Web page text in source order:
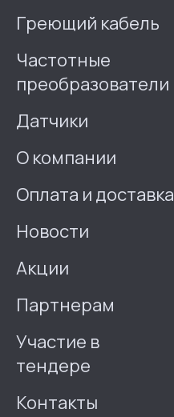
Греющий кабель
Частотные
преобразователи
Датчики
О компании
Оплата и доставка
Новости
Акции
Партнерам
Участие в
тендере
Контакты